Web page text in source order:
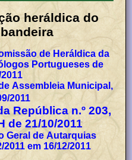
heráldica do
de Heráldica da
Portugueses de
Assembleia Municipal,
2011
República n.º 203,
de 21/10/2011
Geral de Autarquias
2011 em 16/12/2011